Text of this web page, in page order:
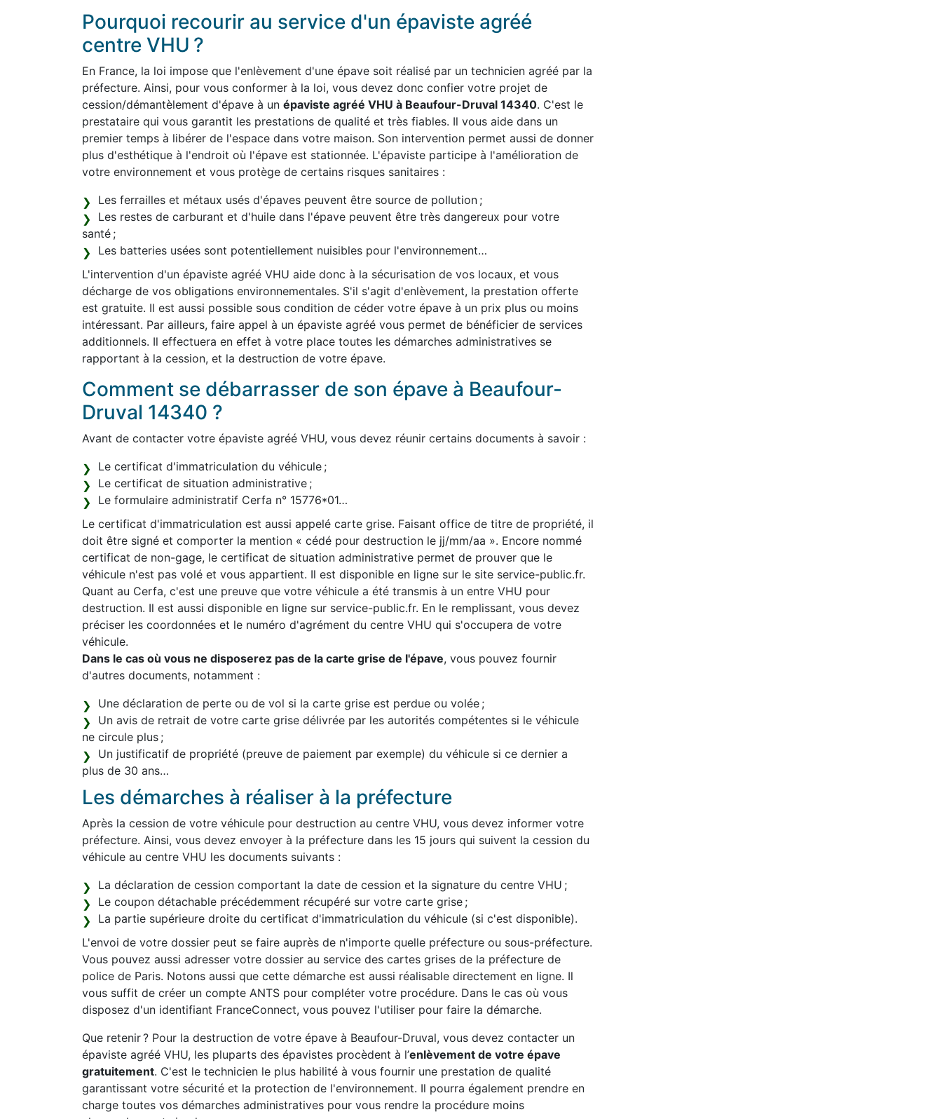
Pourquoi recourir au service d'un épaviste agréé
centre VHU ?
En France, la loi impose que l'enlèvement d'une épave soit réalisé par un technicien agréé par la
préfecture. Ainsi, pour vous conformer à la loi, vous devez donc confier votre projet de
cession/démantèlement d'épave à un épaviste agréé VHU à Beaufour-Druval 14340. C'est le
prestataire qui vous garantit les prestations de qualité et très fiables. Il vous aide dans un
premier temps à libérer de l'espace dans votre maison. Son intervention permet aussi de donner
plus d'esthétique à l'endroit où l'épave est stationnée. L'épaviste participe à l'amélioration de
votre environnement et vous protège de certains risques sanitaires :
Les ferrailles et métaux usés d'épaves peuvent être source de pollution ;
Les restes de carburant et d'huile dans l'épave peuvent être très dangereux pour votre
santé ;
Les batteries usées sont potentiellement nuisibles pour l'environnement…
L'intervention d'un épaviste agréé VHU aide donc à la sécurisation de vos locaux, et vous
décharge de vos obligations environnementales. S'il s'agit d'enlèvement, la prestation offerte
est gratuite. Il est aussi possible sous condition de céder votre épave à un prix plus ou moins
intéressant. Par ailleurs, faire appel à un épaviste agréé vous permet de bénéficier de services
additionnels. Il effectuera en effet à votre place toutes les démarches administratives se
rapportant à la cession, et la destruction de votre épave.
Comment se débarrasser de son épave à Beaufour-
Druval 14340 ?
Avant de contacter votre épaviste agréé VHU, vous devez réunir certains documents à savoir :
Le certificat d'immatriculation du véhicule ;
Le certificat de situation administrative ;
Le formulaire administratif Cerfa n° 15776*01…
Le certificat d'immatriculation est aussi appelé carte grise. Faisant office de titre de propriété, il
doit être signé et comporter la mention « cédé pour destruction le jj/mm/aa ». Encore nommé
certificat de non-gage, le certificat de situation administrative permet de prouver que le
véhicule n'est pas volé et vous appartient. Il est disponible en ligne sur le site service-public.fr.
Quant au Cerfa, c'est une preuve que votre véhicule a été transmis à un entre VHU pour
destruction. Il est aussi disponible en ligne sur service-public.fr. En le remplissant, vous devez
préciser les coordonnées et le numéro d'agrément du centre VHU qui s'occupera de votre
véhicule.
Dans le cas où vous ne disposerez pas de la carte grise de l'épave, vous pouvez fournir
d'autres documents, notamment :
Une déclaration de perte ou de vol si la carte grise est perdue ou volée ;
Un avis de retrait de votre carte grise délivrée par les autorités compétentes si le véhicule
ne circule plus ;
Un justificatif de propriété (preuve de paiement par exemple) du véhicule si ce dernier a
plus de 30 ans…
Les démarches à réaliser à la préfecture
Après la cession de votre véhicule pour destruction au centre VHU, vous devez informer votre
préfecture. Ainsi, vous devez envoyer à la préfecture dans les 15 jours qui suivent la cession du
véhicule au centre VHU les documents suivants :
La déclaration de cession comportant la date de cession et la signature du centre VHU ;
Le coupon détachable précédemment récupéré sur votre carte grise ;
La partie supérieure droite du certificat d'immatriculation du véhicule (si c'est disponible).
L'envoi de votre dossier peut se faire auprès de n'importe quelle préfecture ou sous-préfecture.
Vous pouvez aussi adresser votre dossier au service des cartes grises de la préfecture de
police de Paris. Notons aussi que cette démarche est aussi réalisable directement en ligne. Il
vous suffit de créer un compte ANTS pour compléter votre procédure. Dans le cas où vous
disposez d'un identifiant FranceConnect, vous pouvez l'utiliser pour faire la démarche.
Que retenir ? Pour la destruction de votre épave à Beaufour-Druval, vous devez contacter un
épaviste agréé VHU, les pluparts des épavistes procèdent à l’enlèvement de votre épave
gratuitement. C'est le technicien le plus habilité à vous fournir une prestation de qualité
garantissant votre sécurité et la protection de l'environnement. Il pourra également prendre en
charge toutes vos démarches administratives pour vous rendre la procédure moins